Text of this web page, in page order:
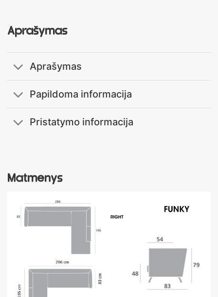
Matmenys
Aprašymas
Aprašymas
Papildoma informacija
Pristatymo informacija